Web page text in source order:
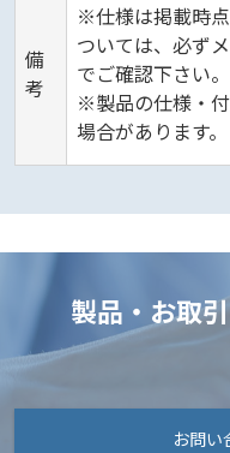
備
考
※仕様は掲載時
ついては、必ず
でご確認下さい。
※製品の仕様・
場合があります。
製品・お取
お問い